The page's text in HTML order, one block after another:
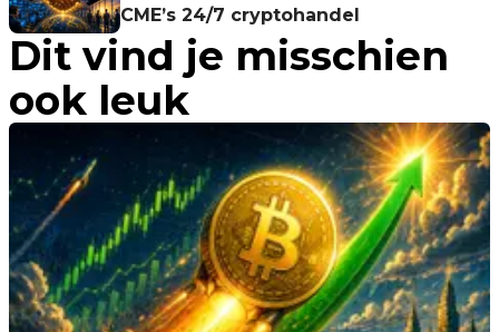
CME’s 24/7 cryptohandel
Dit vind je misschien
ook leuk